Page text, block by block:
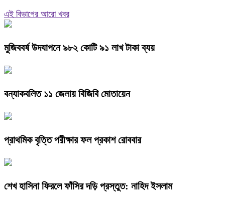
এই বিভাগের আরো খবর
মুজিববর্ষ উদযাপনে ৯৮২ কোটি ৯১ লাখ টাকা ব্যয়
বন্যাকবলিত ১১ জেলায় বিজিবি মোতায়েন
প্রাথমিক বৃত্তি পরীক্ষার ফল প্রকাশ রোববার
শেখ হাসিনা ফিরলে ফাঁসির দড়ি প্রস্তুত: নাহিদ ইসলাম